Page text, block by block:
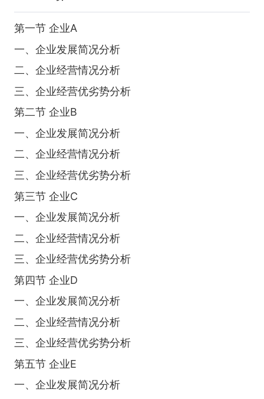
第一节 企业A
一、企业发展简况分析
二、企业经营情况分析
三、企业经营优劣势分析
第二节 企业B
一、企业发展简况分析
二、企业经营情况分析
三、企业经营优劣势分析
第三节 企业C
一、企业发展简况分析
二、企业经营情况分析
三、企业经营优劣势分析
第四节 企业D
一、企业发展简况分析
二、企业经营情况分析
三、企业经营优劣势分析
第五节 企业E
一、企业发展简况分析